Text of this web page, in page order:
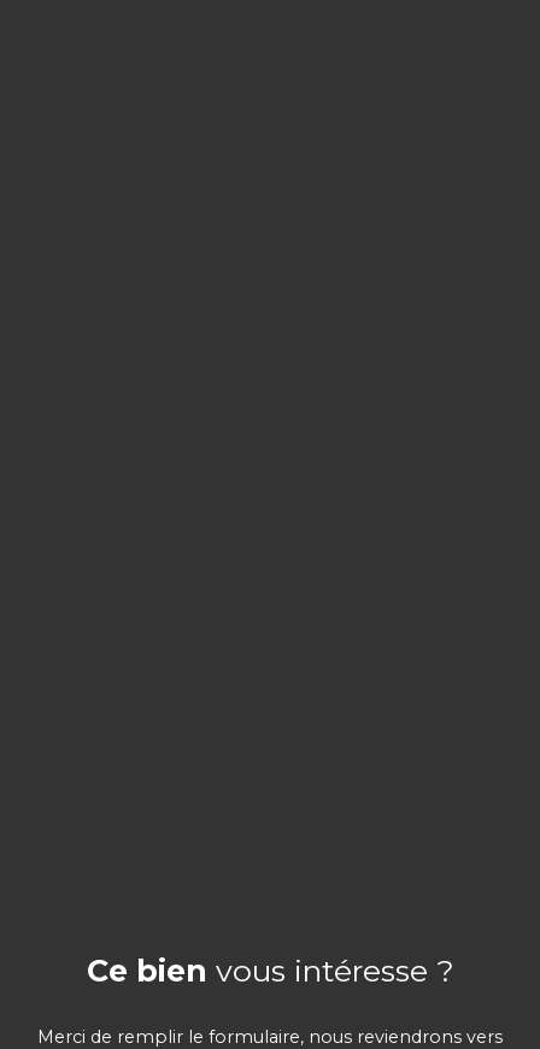
Ce bien vous intéresse ?
Merci de remplir le formulaire, nous reviendrons vers